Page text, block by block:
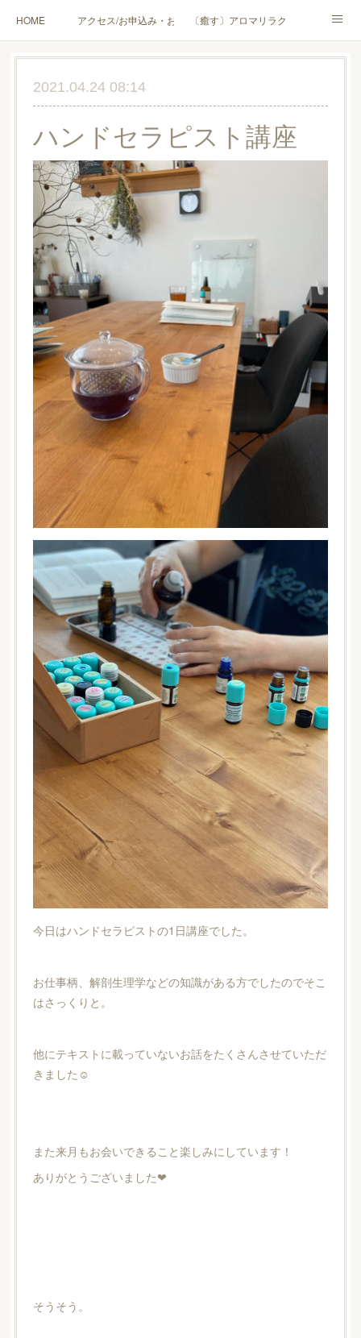
HOME アクセス/お申込み・お問合せ〔癒す〕アロマリラクゼーション
〔学ぶ〕AEAJ資格対応コース〔学ぶ〕トリートメント実技講座／介護アロマ講座
ハンモックよもぎ蒸し® HAMMOCK SAUNA® アカデミー厚木校
ハンモックタイ古式協会® 厚木校出張講座(個人／企業・団体)
Instagram コラム YouTube［アロマ・ハーブクラフト］
2021.04.24 08:14
ハンドセラピスト講座
今日はハンドセラピストの1日講座でした。
お仕事柄、解剖生理学などの知識がある方でしたのでそこ
はさっくりと。
他にテキストに載っていないお話をたくさんさせていただ
きました☺︎
また来月もお会いできること楽しみにしています！
ありがとうございました❤︎
そうそう。